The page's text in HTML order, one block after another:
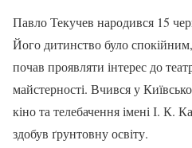
Павло Текучев народився 15
Його дитинство було
почав проявляти інтерес до
майстерності. Вчився у
кіно та телебачення імені І. К.
здобув ґрунтовну освіту.